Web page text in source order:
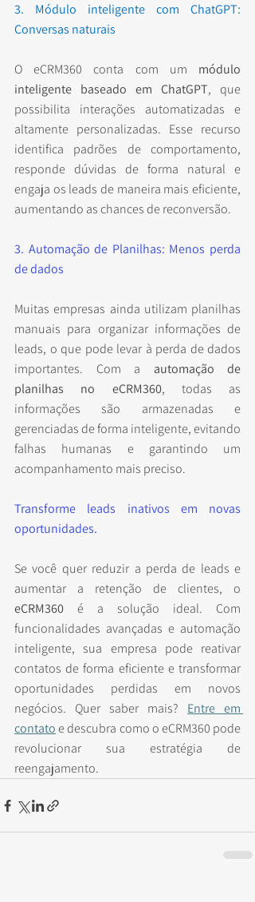
3. Módulo inteligente com ChatGPT:
Conversas naturais
O eCRM360 conta com um módulo
inteligente baseado em ChatGPT, que
possibilita interações automatizadas e
altamente personalizadas. Esse recurso
identifica padrões de comportamento,
responde dúvidas de forma natural e
engaja os leads de maneira mais eficiente,
aumentando as chances de reconversão.
3. Automação de Planilhas: Menos perda
de dados
Muitas empresas ainda utilizam planilhas
manuais para organizar informações de
leads, o que pode levar à perda de dados
importantes. Com a automação de
planilhas no eCRM360, todas as
informações são armazenadas e
gerenciadas de forma inteligente, evitando
falhas humanas e garantindo um
acompanhamento mais preciso.
Transforme leads inativos em novas
oportunidades.
Se você quer reduzir a perda de leads e
eCRM360 é a solução ideal. Com
funcionalidades avançadas e automação
inteligente, sua empresa pode reativar
contatos de forma eficiente e transformar
oportunidades perdidas em novos
negócios. Quer saber mais? Entre em
contato e descubra como o eCRM360 pode
revolucionar sua estratégia de
reengajamento.